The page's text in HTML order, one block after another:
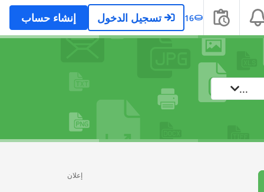
16 تسجيل الدخول إنشاء حساب
...
إعلان